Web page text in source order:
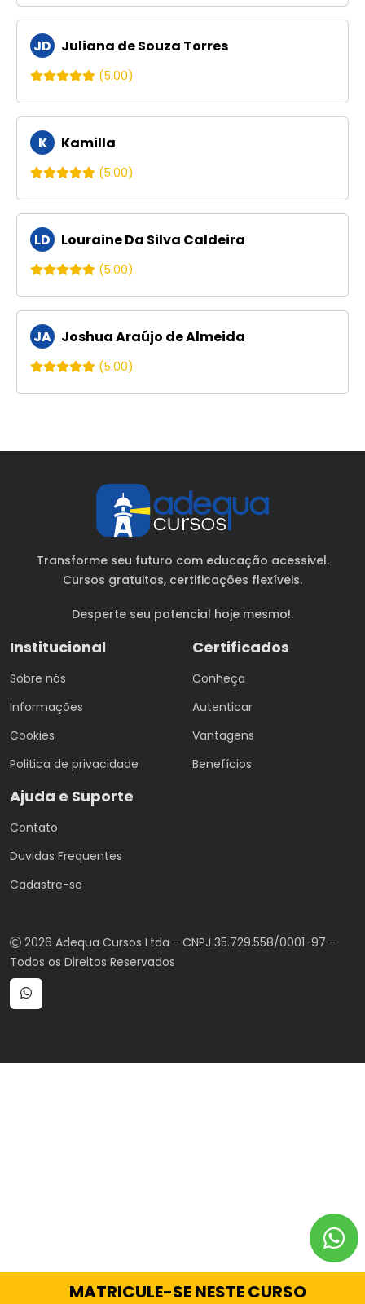
MATRICULE-SE NESTE CURSO
JD Juliana de Souza Torres
(5.00)
K Kamilla
(5.00)
LD Louraine Da Silva Caldeira
(5.00)
JA Joshua Araújo de Almeida
(5.00)
Transforme seu futuro com educação acessivel.
Cursos gratuitos, certificações flexíveis.
Desperte seu potencial hoje mesmo!.
Institucional
Sobre nós
Informações
Cookies
Politica de privacidade
Certificados
Conheça
Autenticar
Vantagens
Benefícios
Ajuda e Suporte
Contato
Duvidas Frequentes
Cadastre-se
2026 Adequa Cursos Ltda - CNPJ 35.729.558/0001-97 -
Todos os Direitos Reservados